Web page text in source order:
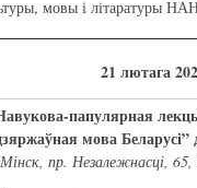
мовы і літаратуры
21 лютага
папулярная
мова
Мінск, пр. Незалежнасці,